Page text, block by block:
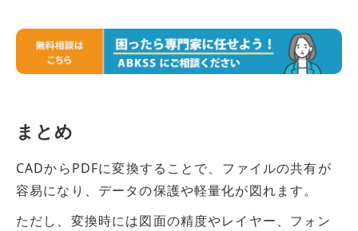
まとめ
CADからPDFに変換することで、ファイルの共有が
容易になり、データの保護や軽量化が図れます。
ただし、変換時には図面の精度やレイヤー、フォン